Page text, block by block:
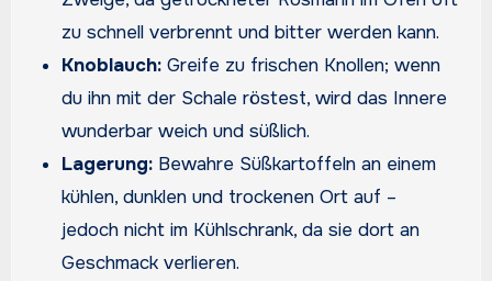
zu schnell verbrennt und bitter werden kann.
Knoblauch: Greife zu frischen Knollen; wenn
du ihn mit der Schale röstest, wird das Innere
wunderbar weich und süßlich.
Lagerung: Bewahre Süßkartoffeln an einem
kühlen, dunklen und trockenen Ort auf –
jedoch nicht im Kühlschrank, da sie dort an
Geschmack verlieren.